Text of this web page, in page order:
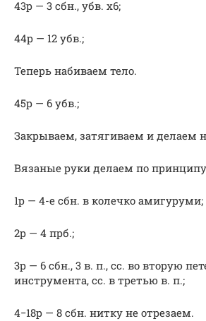
43р — 3 сбн., убв. х6;
44р — 12 убв.;
Теперь набиваем тело.
45р — 6 убв.;
Закрываем, затягиваем и делаем
Вязаные руки делаем по
1р — 4-е сбн. в колечко амигуруми;
2р — 4 прб.;
3р — 6 сбн., 3 в. п., сс. во вторую
инструмента, сс. в третью в. п.;
4−18р — 8 сбн. нитку не отрезаем.